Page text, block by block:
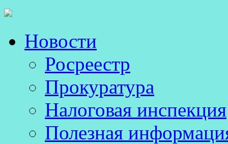
Перейти
содержимому
Новости
Росреестр
Прокуратура
Налоговая инспекция
Полезная